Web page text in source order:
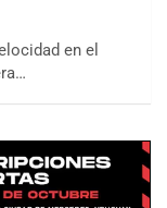
en el